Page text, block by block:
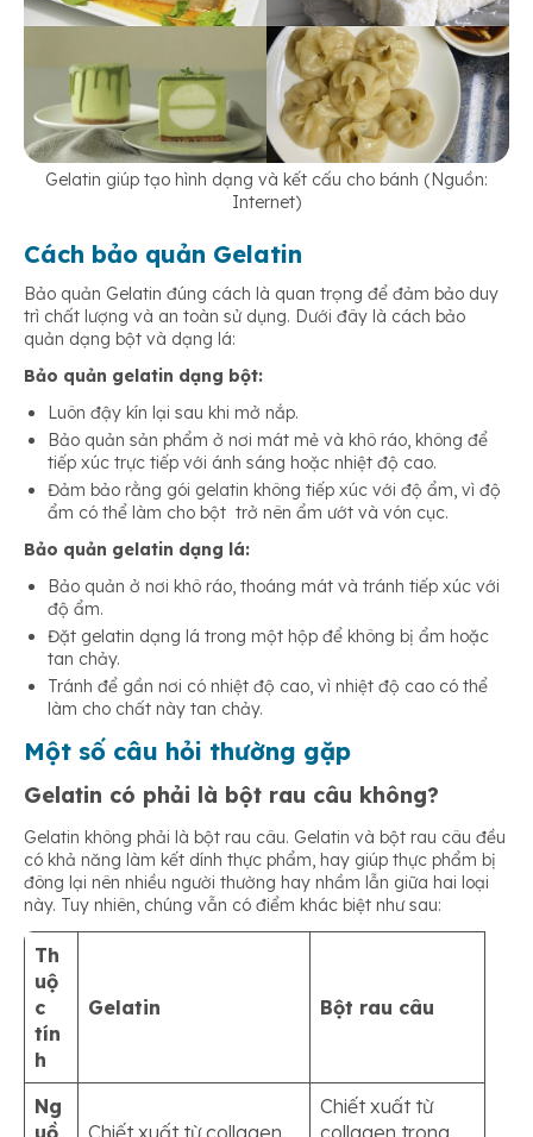
Gelatin giúp tạo hình dạng và kết cấu cho bánh (Nguồn:
Internet)
Cách bảo quản Gelatin
Bảo quản Gelatin đúng cách là quan trọng để đảm bảo duy
trì chất lượng và an toàn sử dụng. Dưới đây là cách bảo
quản dạng bột và dạng lá:
Bảo quản gelatin dạng bột:
Luôn đậy kín lại sau khi mở nắp.
Bảo quản sản phẩm ở nơi mát mẻ và khô ráo, không để
tiếp xúc trực tiếp với ánh sáng hoặc nhiệt độ cao.
Đảm bảo rằng gói gelatin không tiếp xúc với độ ẩm, vì độ
ẩm có thể làm cho bột trở nên ẩm ướt và vón cục.
Bảo quản gelatin dạng lá:
Bảo quản ở nơi khô ráo, thoáng mát và tránh tiếp xúc với
độ ẩm.
Đặt gelatin dạng lá trong một hộp để không bị ẩm hoặc
tan chảy.
Tránh để gần nơi có nhiệt độ cao, vì nhiệt độ cao có thể
làm cho chất này tan chảy.
Một số câu hỏi thường gặp
Gelatin có phải là bột rau câu không?
Gelatin không phải là bột rau câu. Gelatin và bột rau câu đều
có khả năng làm kết dính thực phẩm, hay giúp thực phẩm bị
đông lại nên nhiều người thường hay nhầm lẫn giữa hai loại
này. Tuy nhiên, chúng vẫn có điểm khác biệt như sau:
Th
uộ
c
tín
h
Gelatin Bột rau câu
Ng
uồ
Chiết xuất từ collagen
Chiết xuất từ
collagen trong